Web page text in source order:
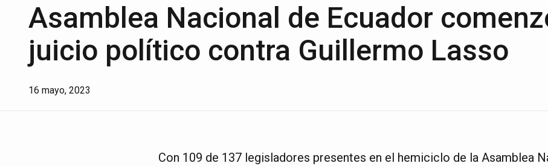
Asamblea Nacional de Ecuador
juicio político contra Guillermo Lasso
16 mayo, 2023
Con 109 de 137 legisladores presentes en el hemiciclo de la Asamblea